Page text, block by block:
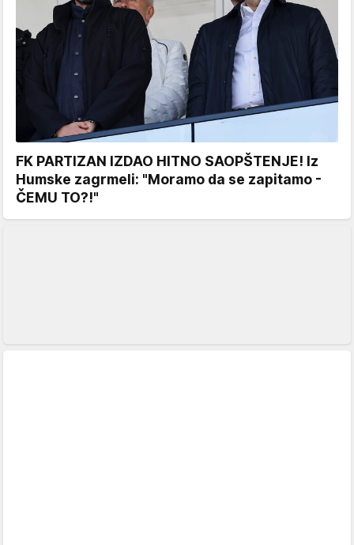
FK PARTIZAN IZDAO HITNO SAOPŠTENJE! Iz
Humske zagrmeli: "Moramo da se zapitamo -
ČEMU TO?!"